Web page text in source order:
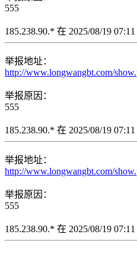
555
185.238.90.* 在 2025/08/19 07:11
举报地址：
http://www.longwangbt.com/
举报原因：
555
185.238.90.* 在 2025/08/19 07:11
举报地址：
http://www.longwangbt.com/
举报原因：
555
185.238.90.* 在 2025/08/19 07:11